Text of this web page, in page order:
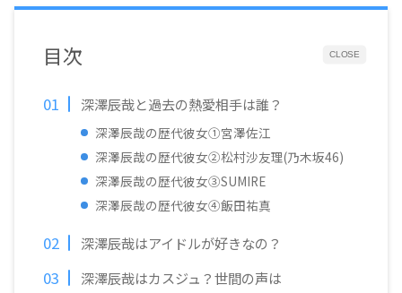
CLOSE
目次
深澤辰哉と過去の熱愛相手は誰？
深澤辰哉の歴代彼女①宮澤佐江
深澤辰哉の歴代彼女②松村沙友理(乃木坂46)
深澤辰哉の歴代彼女③SUMIRE
深澤辰哉の歴代彼女④飯田祐真
深澤辰哉はアイドルが好きなの？
深澤辰哉はカスジュ？世間の声は